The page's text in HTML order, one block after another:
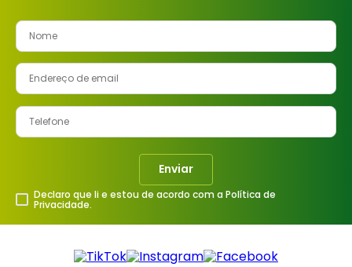
Enviar
Declaro que li e estou de acordo com a Política de
Privacidade.